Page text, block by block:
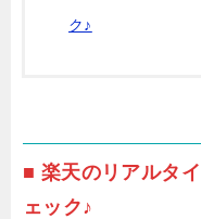
ク♪
■ 楽天のリアルタ
ェック♪